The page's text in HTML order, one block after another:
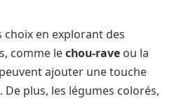
choix en explorant des
comme lechou-rave ou la
ajouter une touche
De plus, les légumes colorés,